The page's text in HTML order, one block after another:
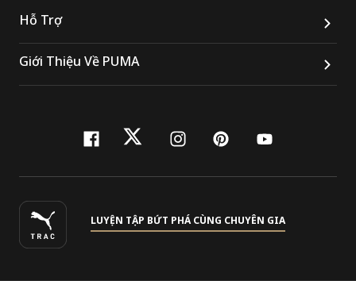
Hỗ Trợ
Giới Thiệu Về PUMA
facebook
twitterinstagram
pinterest
youtube
LUYỆN TẬP BỨT PHÁ CÙNG CHUYÊN GIA